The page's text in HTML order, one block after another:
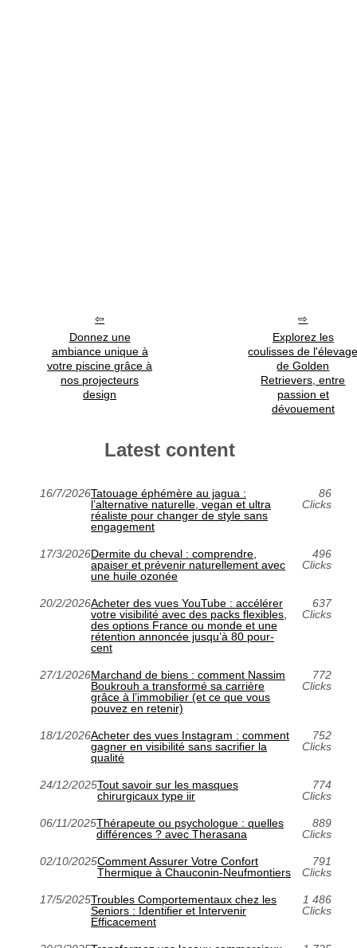
Donnez une
ambiance unique à
votre piscine grâce à
nos projecteurs
design
Explorez les
coulisses de
de Golden
Retrievers, entre
passion et
dévouement
Latest content
16/7/2026Tatouage éphémère au jagua :
l’alternative naturelle, vegan et ultra
réaliste pour changer de style sans
engagement
86
Clicks
17/3/2026Dermite du cheval : comprendre,
apaiser et prévenir naturellement avec
une huile ozonée
496
Clicks
20/2/2026Acheter des vues YouTube : accélérer
votre visibilité avec des packs flexibles,
des options France ou monde et une
rétention annoncée jusqu’à 80 pour-
cent
637
Clicks
27/1/2026Marchand de biens : comment Nassim
Boukrouh a transformé sa carrière
grâce à l’immobilier (et ce que vous
pouvez en retenir)
772
Clicks
18/1/2026Acheter des vues Instagram : comment
gagner en visibilité sans sacrifier la
qualité
752
Clicks
24/12/2025Tout savoir sur les masques
chirurgicaux type iir
774
Clicks
06/11/2025Thérapeute ou psychologue : quelles
différences ? avec Therasana
889
Clicks
02/10/2025Comment Assurer Votre Confort
Thermique à Chauconin-Neufmontiers
791
Clicks
17/5/2025Troubles Comportementaux chez les
Seniors : Identifier et Intervenir
Efficacement
1 486
Clicks